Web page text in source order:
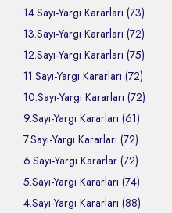
14.Sayı-Yargı Kararları (73)
13.Sayı-Yargı Kararları (72)
12.Sayı-Yargı Kararları (75)
11.Sayı-Yargı Kararları (72)
10.Sayı-Yargı Kararları (72)
9.Sayı-Yargı Kararları (61)
7.Sayı-Yargı Kararları (72)
6.Sayı-Yargı Kararlar (72)
5.Sayı-Yargı Kararları (74)
4.Sayı-Yargı Kararları (88)